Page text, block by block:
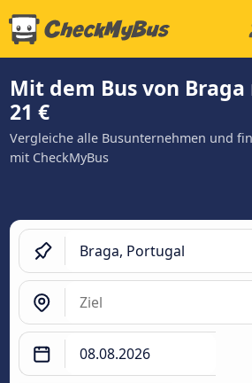
Mit dem Bus von Braga
21 €
Vergleiche alle Busunternehmen und
mit CheckMyBus